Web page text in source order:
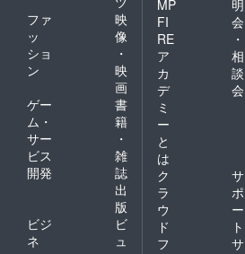
ファ
ッ
ショ
ン
映
像
・
映
画
ゲー
ム・
サー
ビス
開発
書
籍
・
雑
誌
出
版
ビジ
ネ
ビ
ュ
MP
FI
RE
ア
カ
デ
ミ
ー
と
は
明
会
・
相
談
会
ク
ラ
ウ
ド
フ
サ
ポ
ー
ト
サ